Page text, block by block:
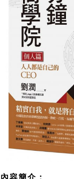
內容簡介：